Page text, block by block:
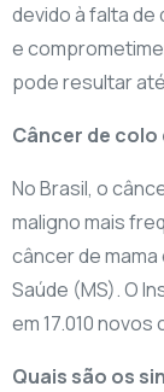
devido à falta de
e
pode resultar
Câncer de colo
No Brasil, o
maligno mais
câncer de
Saúde (MS). O
em 17.010
Quais são os